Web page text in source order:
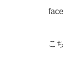
こ